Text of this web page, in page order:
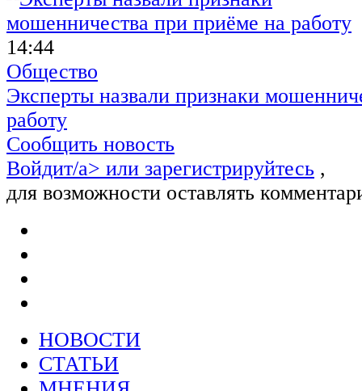
14:44
Общество
Эксперты назвали признаки
работу
Сообщить новость
Войдит/a> или зарегистрируйтесь ,
для возможности оставлять
НОВОСТИ
СТАТЬИ